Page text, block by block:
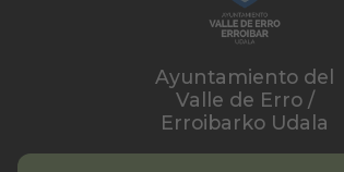
Ayuntamiento del
Valle de Erro /
Erroibarko Udala